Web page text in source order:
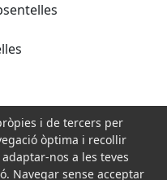
i de tercers per
òptima i recollir
nos a les teves
Navegar sense acceptar